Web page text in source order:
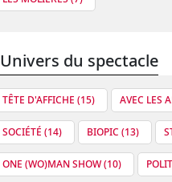
Univers du spectacle
TÊTE D'AFFICHE (15) AVEC LES
SOCIÉTÉ (14) BIOPIC (13)
ONE (WO)MAN SHOW (10)